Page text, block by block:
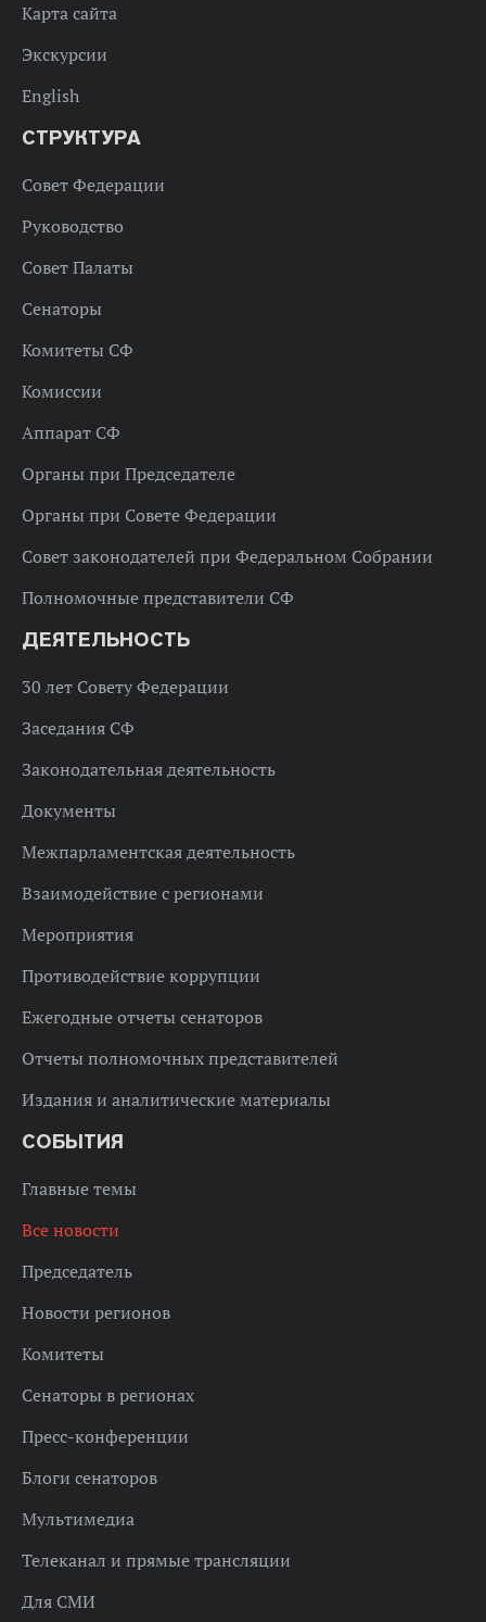
Карта сайта
Экскурсии
English
СТРУКТУРА
Совет Федерации
Руководство
Совет Палаты
Сенаторы
Комитеты СФ
Комиссии
Аппарат СФ
Органы при Председателе
Органы при Совете Федерации
Совет законодателей при Федеральном Собрании
Полномочные представители СФ
ДЕЯТЕЛЬНОСТЬ
30 лет Совету Федерации
Заседания СФ
Законодательная деятельность
Документы
Межпарламентская деятельность
Взаимодействие с регионами
Мероприятия
Противодействие коррупции
Ежегодные отчеты сенаторов
Отчеты полномочных представителей
Издания и аналитические материалы
СОБЫТИЯ
Главные темы
Все новости
Председатель
Новости регионов
Комитеты
Сенаторы в регионах
Пресс-конференции
Блоги сенаторов
Мультимедиа
Телеканал и прямые трансляции
Для СМИ